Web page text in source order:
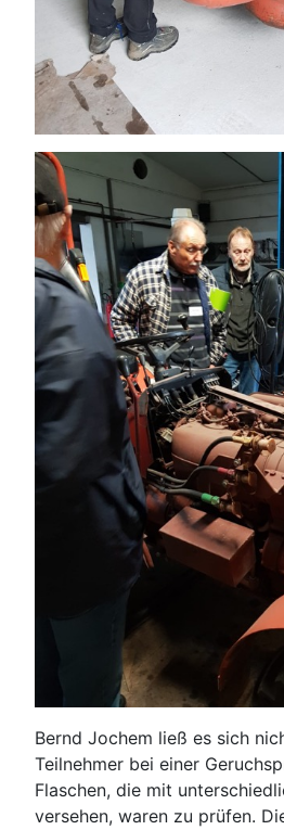
Bernd Jochem ließ es sich
Teilnehmer bei einer
Flaschen, die mit
versehen, waren zu prüfen.